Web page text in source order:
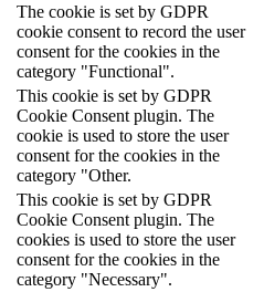
The cookie is set by GDPR
cookie consent to record the user
consent for the cookies in the
category "Functional".
This cookie is set by GDPR
Cookie Consent plugin. The
cookie is used to store the user
consent for the cookies in the
category "Other.
This cookie is set by GDPR
Cookie Consent plugin. The
cookies is used to store the user
consent for the cookies in the
category "Necessary".